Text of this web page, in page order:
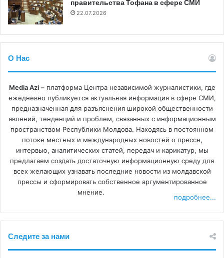
правительства Тофана в сфере СМИ
22.07.2026
О Нас
Media Azi– платформа Центра независимой журналистики, где
ежедневно публикуется актуальная информация в сфере СМИ,
предназначенная для разъяснения широкой общественности
явлений, тенденций и проблем, связанных с информационным
пространством Республики Молдова. Находясь в постоянном
потоке местных и международных новостей о прессе,
интервью, аналитических статей, передач и карикатур, мы
предлагаем создать достаточную информационную среду для
всех желающих узнавать последние новости из молдавской
прессы и сформировать собственное аргументированное
мнение.
подробнее...
Следите за нами